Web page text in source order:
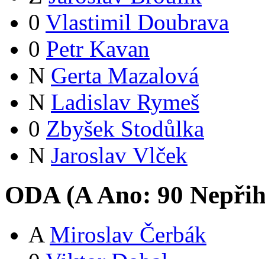
0 Vlastimil Doubrava
0 Petr Kavan
N Gerta Mazalová
N Ladislav Rymeš
0 Zbyšek Stodůlka
N Jaroslav Vlček
ODA (AAno: 90
A Miroslav Čerbák